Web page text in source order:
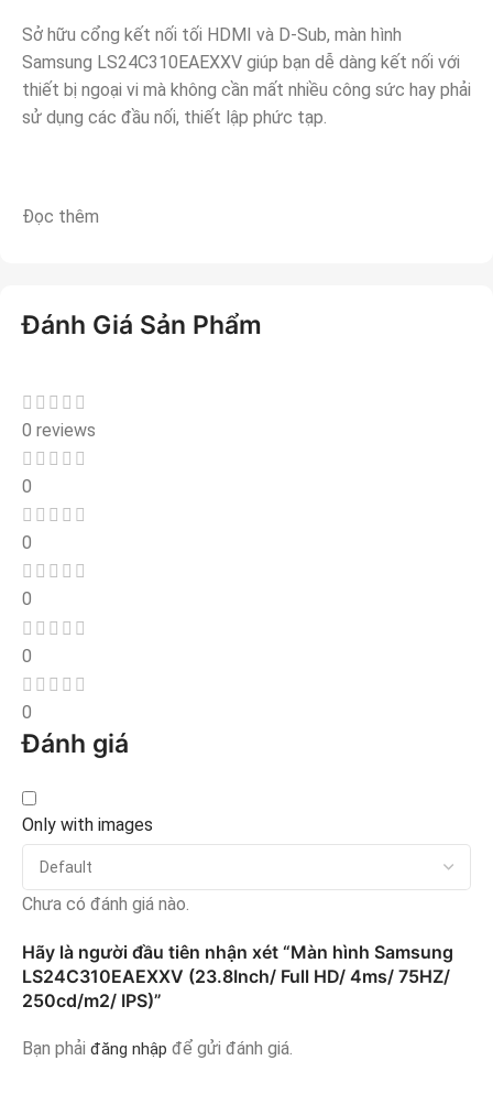
Sở hữu cổng kết nối tối HDMI và D-Sub, màn hình
Samsung LS24C310EAEXXV giúp bạn dễ dàng kết nối với
thiết bị ngoại vi mà không cần mất nhiều công sức hay phải
sử dụng các đầu nối, thiết lập phức tạp.
Đọc thêm
Đánh Giá Sản Phẩm
0 reviews
0
0
0
0
0
Đánh giá
Only with images
Chưa có đánh giá nào.
Hãy là người đầu tiên nhận xét “Màn hình Samsung
LS24C310EAEXXV (23.8Inch/ Full HD/ 4ms/ 75HZ/
250cd/m2/ IPS)”
Bạn phải đăng nhập để gửi đánh giá.